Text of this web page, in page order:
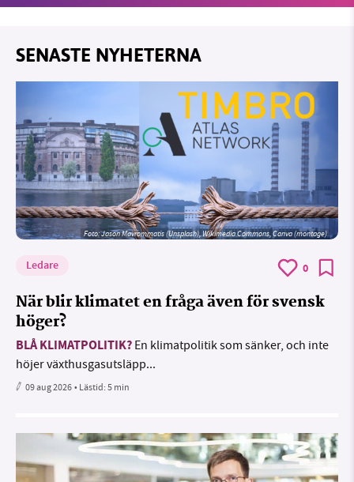
SENASTE NYHETERNA
Foto: Jason Mavrommatis (Unsplash), Wikimedia Commons, Canva (montage)
Ledare 0
När blir klimatet en fråga även för svensk
höger?
BLÅ KLIMATPOLITIK? En klimatpolitik som sänker, och inte
höjer växthusgasutsläpp...
09 aug 2026• Lästid:5 min